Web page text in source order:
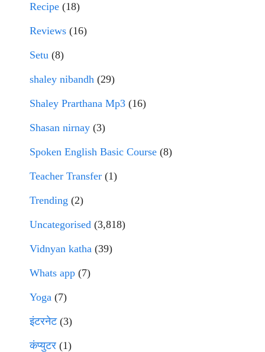
Recipe (18)
Reviews (16)
Setu (8)
shaley nibandh (29)
Shaley Prarthana Mp3 (16)
Shasan nirnay (3)
Spoken English Basic Course (8)
Teacher Transfer (1)
Trending (2)
Uncategorised (3,818)
Vidnyan katha (39)
Whats app (7)
Yoga (7)
इंटरनेट(3)
कंप्युटर (1)